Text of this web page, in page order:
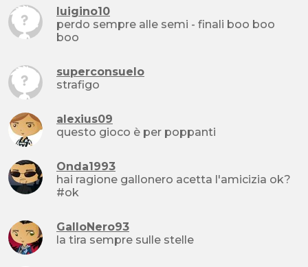
luigino10
perdo sempre alle semi - finali boo boo
boo
superconsuelo
strafigo
alexius09
questo gioco è per poppanti
Onda1993
hai ragione gallonero acetta l'amicizia ok?
#ok
GalloNero93
la tira sempre sulle stelle